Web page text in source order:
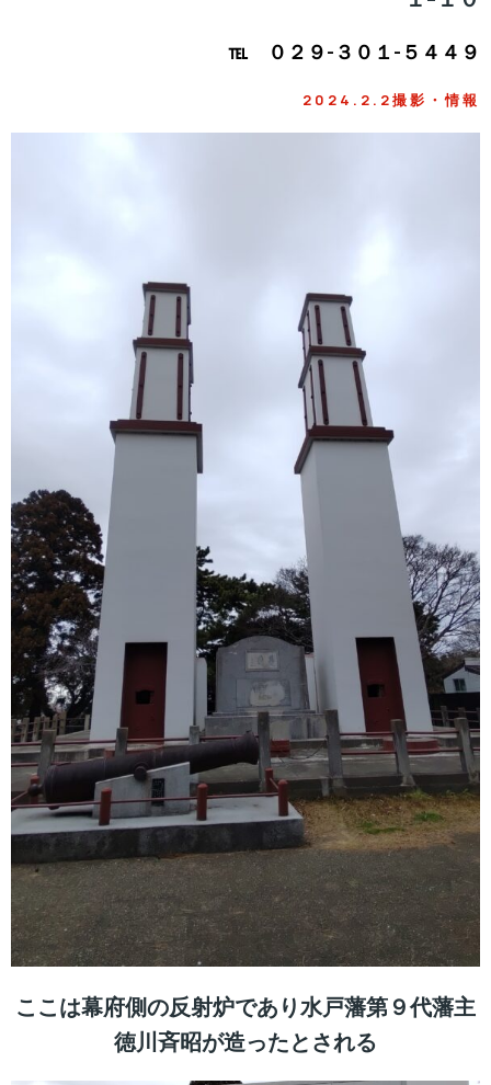
℡ ０２９-３０１-５４４９
2024.2.2撮影・情報
ここは幕府側の反射炉であり水戸藩第９代藩主
徳川斉昭が造ったとされる